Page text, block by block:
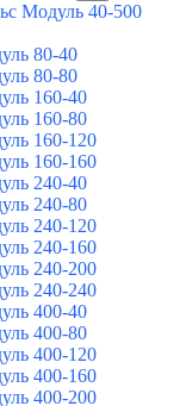
Модуль 40-500
80-40
80-80
160-40
160-80
160-120
160-160
240-40
240-80
240-120
240-160
240-200
240-240
400-40
400-80
400-120
400-160
400-200